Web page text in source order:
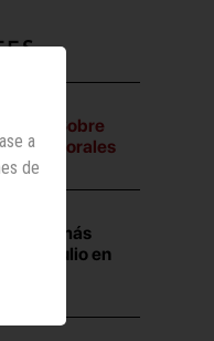
Sobre
electorales
más
julio en
a
de